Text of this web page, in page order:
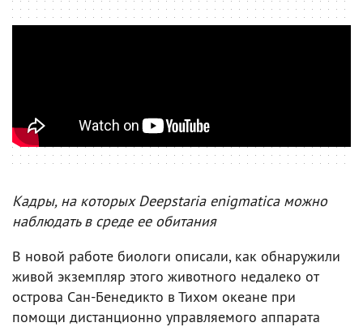
Кадры, на которых Deepstaria enigmatica можно
наблюдать в среде ее обитания
В новой работе биологи описали, как обнаружили
живой экземпляр этого животного недалеко от
острова Сан-Бенедикто в Тихом океане при
помощи дистанционно управляемого аппарата